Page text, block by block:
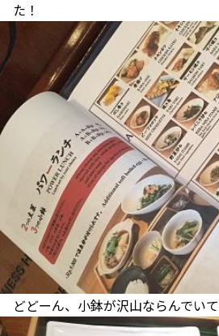
た！
どどーん、小鉢が沢山ならんでい